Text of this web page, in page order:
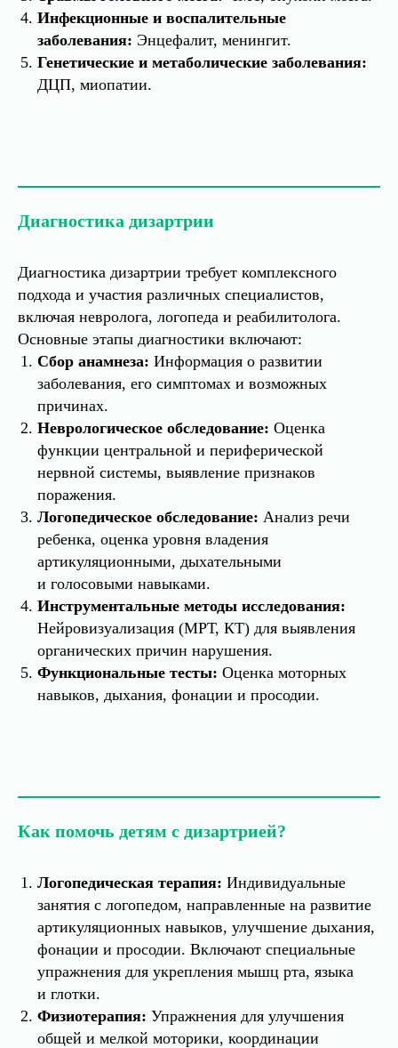
Инфекционные и воспалительные
заболевания: Энцефалит, менингит.
Генетические и метаболические заболевания:
ДЦП, миопатии.
Диагностика дизартрии
Диагностика дизартрии требует комплексного
подхода и участия различных специалистов,
включая невролога, логопеда и реабилитолога.
Основные этапы диагностики включают:
Сбор анамнеза: Информация о развитии
заболевания, его симптомах и возможных
причинах.
Неврологическое обследование: Оценка
функции центральной и периферической
нервной системы, выявление признаков
поражения.
Логопедическое обследование: Анализ речи
ребенка, оценка уровня владения
артикуляционными, дыхательными
и голосовыми навыками.
Инструментальные методы исследования:
Нейровизуализация (МРТ, КТ) для выявления
органических причин нарушения.
Функциональные тесты: Оценка моторных
навыков, дыхания, фонации и просодии.
Как помочь детям с дизартрией?
Логопедическая терапия: Индивидуальные
занятия с логопедом, направленные на развитие
артикуляционных навыков, улучшение дыхания,
фонации и просодии. Включают специальные
упражнения для укрепления мышц рта, языка
и глотки.
Физиотерапия: Упражнения для улучшения
общей и мелкой моторики, координации